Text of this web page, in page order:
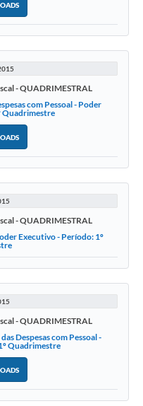
- QUADRIMESTRAL
com Pessoal - Poder
Quadrimestre
- QUADRIMESTRAL
Executivo - Período: 1º
- QUADRIMESTRAL
Despesas com Pessoal -
Quadrimestre